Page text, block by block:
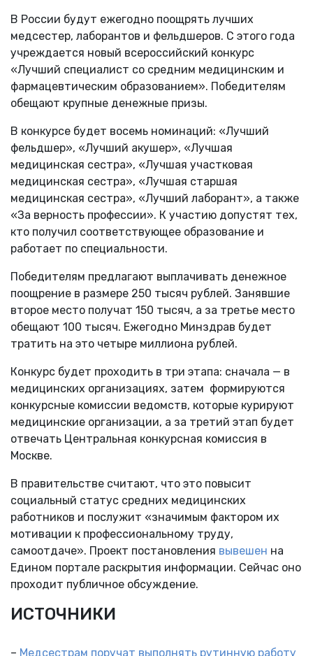
В России будут ежегодно поощрять лучших
медсестер, лаборантов и фельдшеров. С этого года
учреждается новый всероссийский конкурс
«Лучший специалист со средним медицинским и
фармацевтическим образованием». Победителям
обещают крупные денежные призы.
В конкурсе будет восемь номинаций: «Лучший
фельдшер», «Лучший акушер», «Лучшая
медицинская сестра», «Лучшая участковая
медицинская сестра», «Лучшая старшая
медицинская сестра», «Лучший лаборант», а также
«За верность профессии». К участию допустят тех,
кто получил соответствующее образование и
работает по специальности.
Победителям предлагают выплачивать денежное
поощрение в размере 250 тысяч рублей. Занявшие
второе место получат 150 тысяч, а за третье место
обещают 100 тысяч. Ежегодно Минздрав будет
тратить на это четыре миллиона рублей.
Конкурс будет проходить в три этапа: сначала — в
медицинских организациях, затем формируются
конкурсные комиссии ведомств, которые курируют
медицинские организации, а за третий этап будет
отвечать Центральная конкурсная комиссия в
Москве.
В правительстве считают, что это повысит
социальный статус средних медицинских
работников и послужит «значимым фактором их
мотивации к профессиональному труду,
самоотдаче». Проект постановления вывешен на
Едином портале раскрытия информации. Сейчас оно
проходит публичное обсуждение.
ИСТОЧНИКИ
– Медсестрам поручат выполнять рутинную работу